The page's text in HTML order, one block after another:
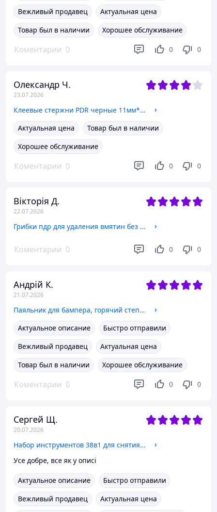
Вежливый продавец
Актуальная цена
Товар был в наличии
Хорошее обслуживание
Коментарии 0 0 0
Олександр Ч.
23.07.2026
Клеевые стержни PDR черные 11мм*270мм, 0.5кг.
Актуальная цена
Товар был в наличии
Хорошее обслуживание
Коментарии 0 0 0
Вікторія Д.
22.07.2026
Грибки пдр для удаления вмятин без покраски 18 штук
Коментарии 0 0 0
Андрій К.
21.07.2026
Паяльник для бампера, горячий степлер, ремонт пластика
Актуальное описание
Быстро отправили
Вежливый продавец
Актуальная цена
Товар был в наличии
Хорошее обслуживание
Коментарии 0 0 0
Сергей Щ.
20.07.2026
Набор инструментов 38в1 для снятия клипс, пистонов. Сьемники, лопатки
Усе добре, все як у описі
Актуальное описание
Быстро отправили
Вежливый продавец
Актуальная цена